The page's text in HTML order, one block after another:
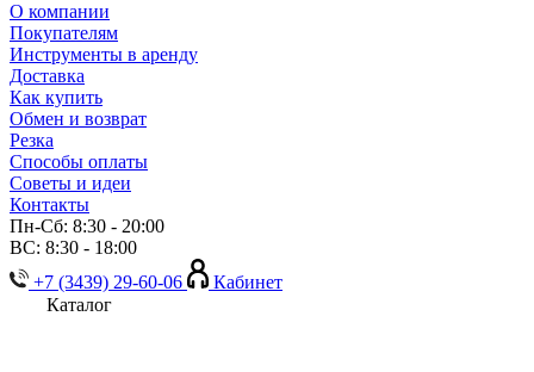
О компании
Покупателям
Инструменты в аренду
Доставка
Как купить
Обмен и возврат
Резка
Способы оплаты
Советы и идеи
Контакты
Пн-Сб: 8:30 - 20:00
ВС: 8:30 - 18:00
+7 (3439) 29-60-06
Кабинет
Каталог